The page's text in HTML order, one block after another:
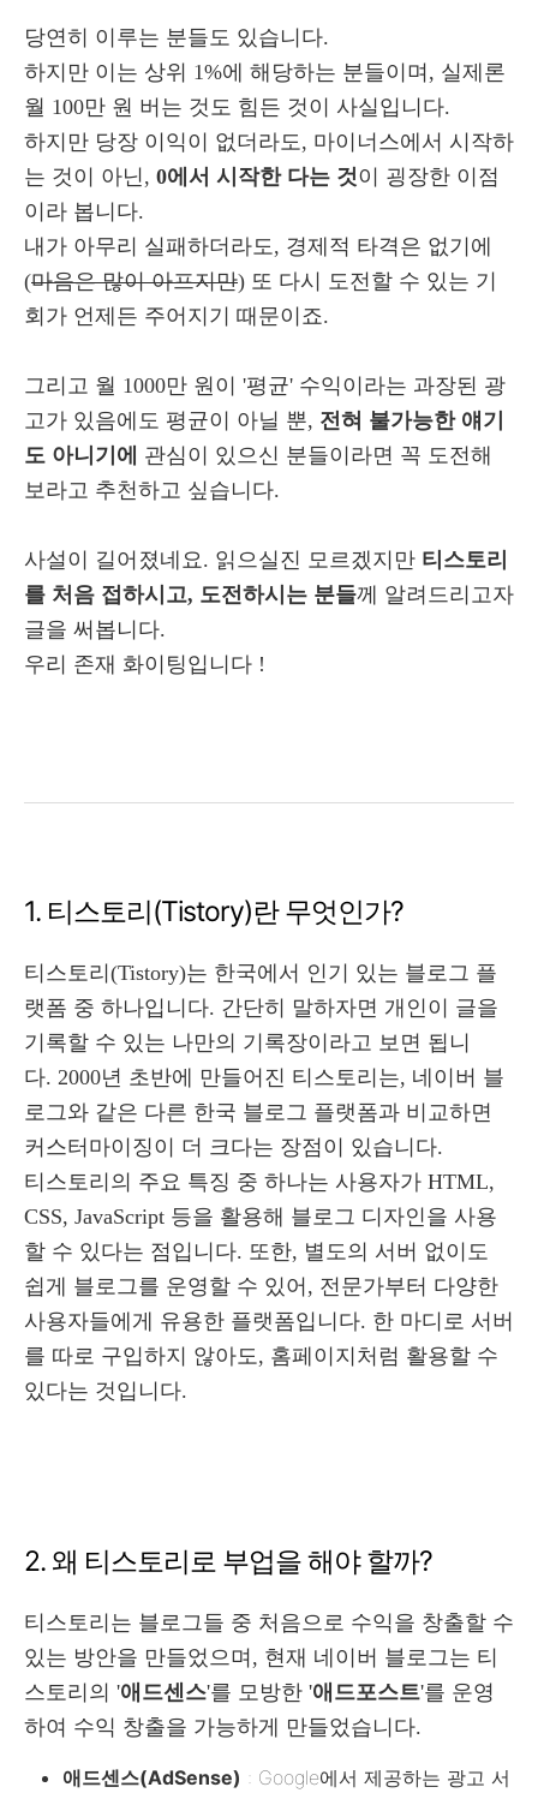
당연히 이루는 분들도 있습니다.
하지만 이는 상위 1%에 해당하는 분들이며, 실제론
월 100만 원 버는 것도 힘든 것이 사실입니다.
하지만 당장 이익이 없더라도, 마이너스에서 시작하
는 것이 아닌, 0에서 시작한 다는 것이 굉장한 이점
이라 봅니다.
내가 아무리 실패하더라도, 경제적 타격은 없기에
(마음은 많이 아프지만) 또 다시 도전할 수 있는 기
회가 언제든 주어지기 때문이죠.
그리고 월 1000만 원이 '평균' 수익이라는 과장된 광
고가 있음에도 평균이 아닐 뿐, 전혀 불가능한 얘기
도 아니기에
관심이 있으신 분들이라면 꼭 도전해
보라고 추천하고 싶습니다.
사설이 길어졌네요. 읽으실진 모르겠지만 티스토리
를 처음 접하시고, 도전하시는 분들께 알려드리고자
글을 써봅니다.
우리 존재 화이팅입니다 !
1. 티스토리(Tistory)란 무엇인가?
티스토리(Tistory)는 한국에서 인기 있는 블로그 플
랫폼 중 하나입니다. 간단히 말하자면 개인이 글을
기록할 수 있는 나만의 기록장이라고 보면 됩니
다. 2000년 초반에 만들어진 티스토리는, 네이버 블
로그와 같은 다른 한국 블로그 플랫폼과 비교하면
커스터마이징이 더 크다는 장점이 있습니다.
티스토리의 주요 특징 중 하나는 사용자가 HTML,
CSS, JavaScript 등을 활용해 블로그 디자인을 사용
할 수 있다는 점입니다. 또한, 별도의 서버 없이도
쉽게 블로그를 운영할 수 있어, 전문가부터 다양한
사용자들에게 유용한 플랫폼입니다. 한 마디로 서버
를 따로 구입하지 않아도, 홈페이지처럼 활용할 수
있다는 것입니다.
2. 왜 티스토리로 부업을 해야 할까?
티스토리는 블로그들 중 처음으로 수익을 창출할 수
있는 방안을 만들었으며, 현재 네이버 블로그는 티
스토리의 '애드센스'를 모방한 '애드포스트'를 운영
하여 수익 창출을 가능하게 만들었습니다.
애드센스(AdSense) : Google에서 제공하는 광고 서